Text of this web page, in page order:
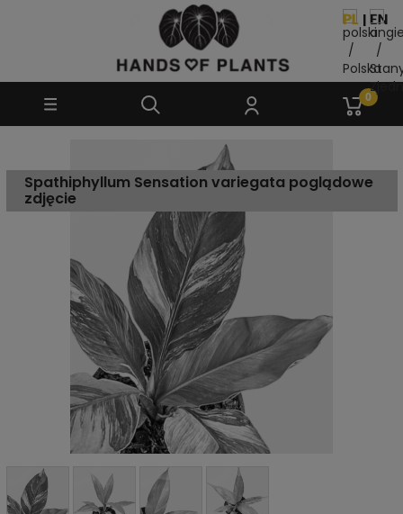
Spathiphyllum Sensation variegata poglądowe
zdjęcie